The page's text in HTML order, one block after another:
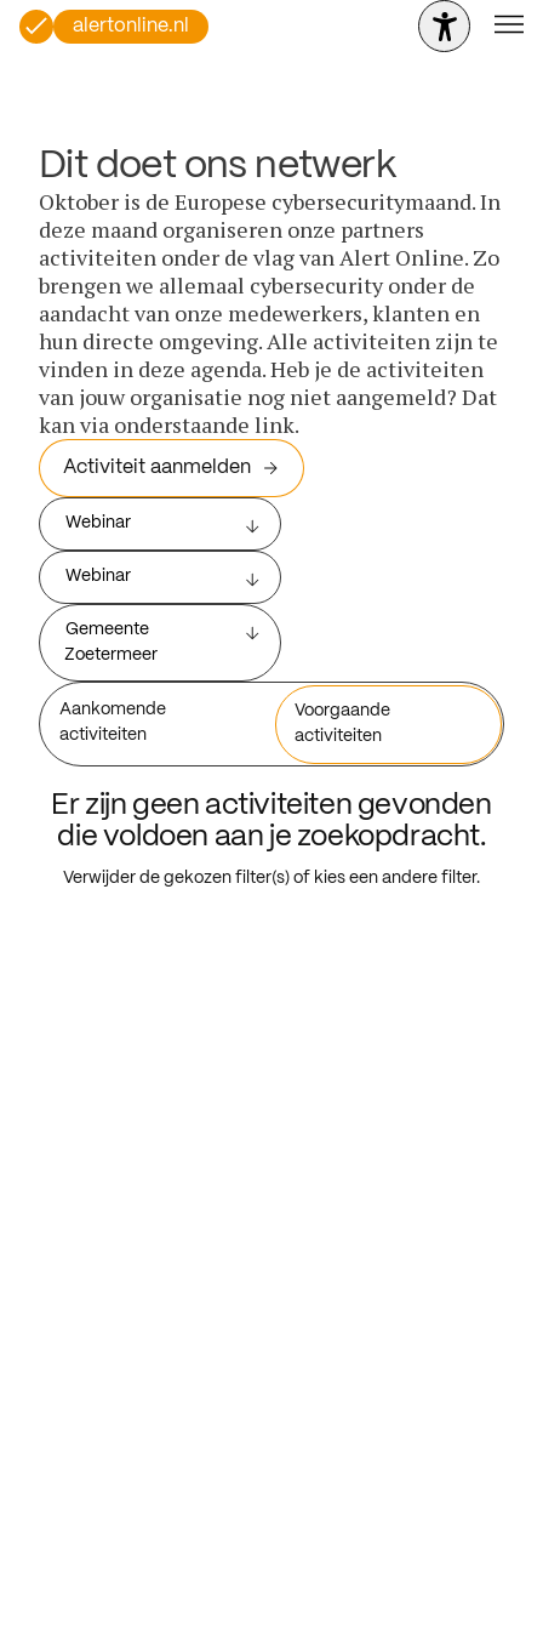
alertonline.nl
Dit doet ons netwerk
Oktober is de Europese cybersecuritymaand. In
deze maand organiseren onze partners
activiteiten onder de vlag van Alert Online. Zo
brengen we allemaal cybersecurity onder de
aandacht van onze medewerkers, klanten en
hun directe omgeving. Alle activiteiten zijn te
vinden in deze agenda. Heb je de activiteiten
van jouw organisatie nog niet aangemeld? Dat
kan via onderstaande link.
Activiteit aanmelden
Webinar
Webinar
Gemeente
Zoetermeer
Aankomende
activiteiten
Voorgaande
activiteiten
Er zijn geen activiteiten gevonden
die voldoen aan je zoekopdracht.
Verwijder de gekozen filter(s) of kies een andere filter.